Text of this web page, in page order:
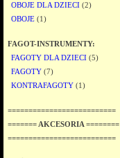
OBOJE DLA DZIECI (2)
OBOJE (1)
FAGOT-INSTRUMENTY:
FAGOTY DLA DZIECI (5)
FAGOTY (7)
KONTRAFAGOTY (1)
==========================
======= AKCESORIA ========
==========================